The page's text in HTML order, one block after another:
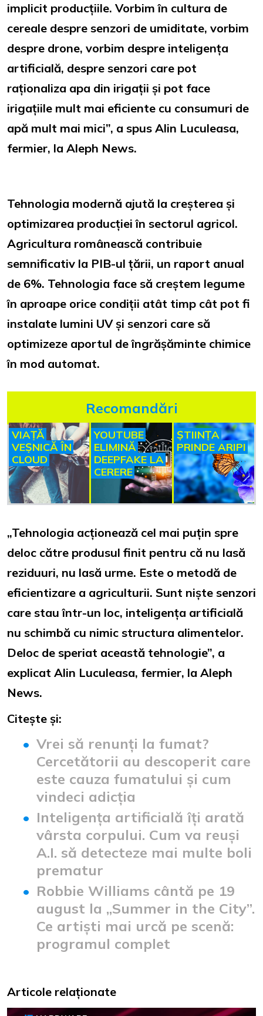
implicit producțiile. Vorbim în cultura de
cereale despre senzori de umiditate, vorbim
despre drone, vorbim despre inteligența
artificială, despre senzori care pot
raționaliza apa din irigații și pot face
irigațiile mult mai eficiente cu consumuri de
apă mult mai mici”, a spus Alin Luculeasa,
fermier, la Aleph News.
Tehnologia modernă ajută la creșterea și
optimizarea producției în sectorul agricol.
Agricultura românească contribuie
semnificativ la PIB-ul țării, un raport anual
de 6%. Tehnologia face să creștem legume
în aproape orice condiții atât timp cât pot fi
instalate lumini UV și senzori care să
optimizeze aportul de îngrășăminte chimice
în mod automat.
Recomandări
VIAȚĂ
VEȘNICĂ ÎN
CLOUD
YOUTUBE
ELIMINĂ
DEEPFAKE LA
CERERE
ȘTIINȚA
PRINDE ARIPI
„Tehnologia acționează cel mai puțin spre
deloc către produsul finit pentru că nu lasă
reziduuri, nu lasă urme. Este o metodă de
eficientizare a agriculturii. Sunt niște senzori
care stau într-un loc, inteligența artificială
nu schimbă cu nimic structura alimentelor.
Deloc de speriat această tehnologie”, a
explicat Alin Luculeasa, fermier, la Aleph
News.
Citește și:
Vrei să renunți la fumat?
Cercetătorii au descoperit care
este cauza fumatului și cum
vindeci adicția
Inteligența artificială îți arată
vârsta corpului. Cum va reuși
A.I. să detecteze mai multe boli
prematur
Robbie Williams cântă pe 19
august la „Summer in the City”.
Ce artiști mai urcă pe scenă:
programul complet
Articole relaționate